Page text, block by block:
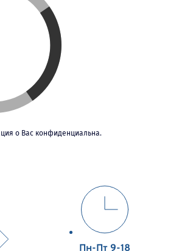
о Вас конфиденциальна.
Пн-Пт 9-18